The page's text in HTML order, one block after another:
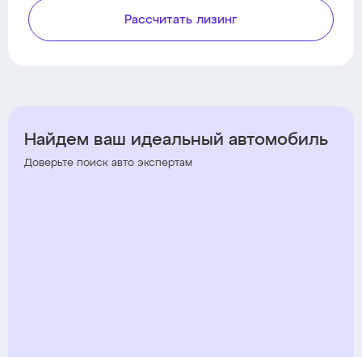
Рассчитать лизинг
Найдем ваш идеальный автомобиль
Доверьте поиск авто экспертам